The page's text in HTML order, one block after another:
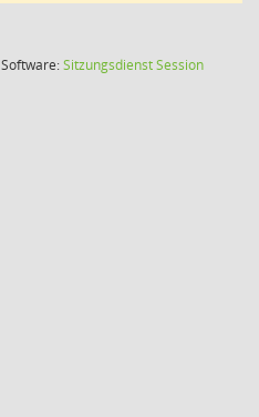
Software:SitzungsdienstSession(Wird in